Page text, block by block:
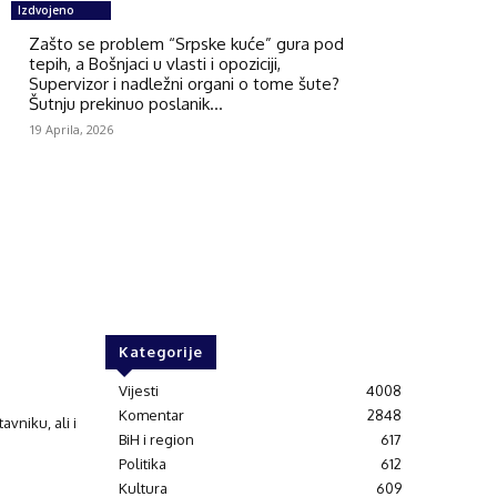
Izdvojeno
Zašto se problem “Srpske kuće” gura pod
tepih, a Bošnjaci u vlasti i opoziciji,
Supervizor i nadležni organi o tome šute?
Šutnju prekinuo poslanik...
19 Aprila, 2026
ali i
Kategorije
Vijesti
4008
Komentar
2848
BiH i region
617
Politika
612
Kultura
609